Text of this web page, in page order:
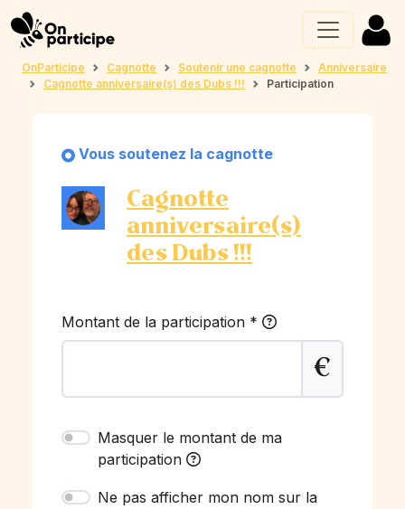
OnParticipe Cagnotte Soutenir une cagnotte
Anniversaire
Cagnotte anniversaire(s) des Dubs !!!
Participation
Vous soutenez la cagnotte
Cagnotte
anniversaire(s)
des Dubs !!!
Montant de la participation *
€
Masquer le montant de ma
participation
Ne pas afficher mon nom sur la